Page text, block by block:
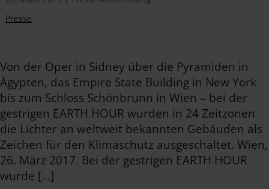
Presse
Von der Oper in Sidney über die Pyramiden in
Ägypten, das Empire State Building in New York
bis zum Schloss Schönbrunn in Wien – bei der
gestrigen EARTH HOUR wurden in 24 Zeitzonen
die Lichter an weltweit bekannten Gebäuden als
Zeichen für den Klimaschutz ausgeschaltet. Wien,
26. März 2017. Bei der gestrigen EARTH HOUR
wurde […]